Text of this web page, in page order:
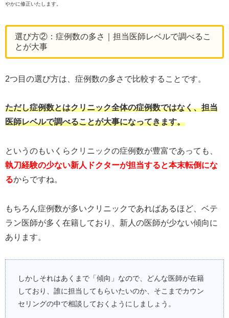
やかに修正いたします。
選び方②：症例数の多さ｜担当医師レベルで調べるこ
とが大事
2つ目の選び方は、症例数の多さで比較することです。
ただし症例数とはクリニック全体の症例数ではなく、担当
医師レベルで調べることが大事になってきます。
というのもいくらクリニックの症例数が豊富であっても、
執刀経験の少ない新人ドクターが担当すると本末転倒にな
るからですね。
もちろん症例数が多いクリニックであればあるほど、ベテ
ラン医師が多く在籍しており、新人の医師が少ない傾向に
あります。
しかしそれはあくまで「傾向」なので、どんな医師が在籍
しており、誰に担当してもらいたいのか、そこまでカウン
セリングの中で相談しておくようにしましょう。